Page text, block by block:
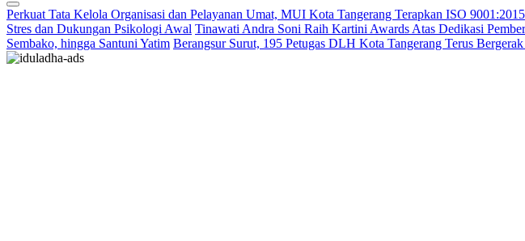
Perkuat Tata Kelola Organisasi dan Pelayanan Umat, MUI Kota Tangerang Terapkan ISO 9001:2015
Stres dan Dukungan Psikologi Awal Tinawati Andra Soni Raih Kartini Awards Atas Dedikasi
Sembako, hingga Santuni Yatim Berangsur Surut, 195 Petugas DLH Kota Tangerang Terus